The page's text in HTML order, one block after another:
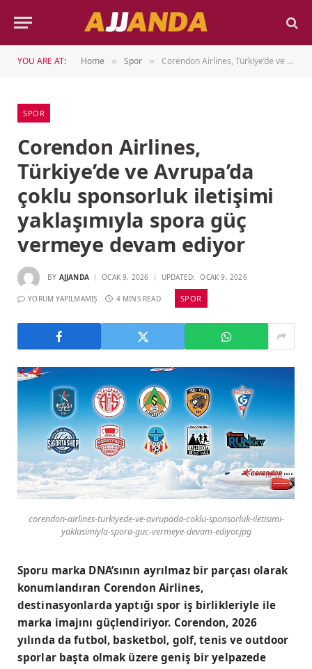
YOU ARE AT: Home » Spor » Corendon Airlines, Türkiye’de ve Avrupa’da çoklu sponsorluk iletişimi yaklaşımıyla spora güç vermeye devam ediyor
SPOR
Corendon Airlines,
Türkiye’de ve Avrupa’da
çoklu sponsorluk iletişimi
yaklaşımıyla spora güç
vermeye devam ediyor
BY AJJANDA OCAK 9, 2026 UPDATED: OCAK 9, 2026
YORUM YAPILMAMIŞ 4 MINS READ SPOR
corendon-airlines-turkiyede-ve-avrupada-coklu-sponsorluk-iletisimi-
yaklasimiyla-spora-guc-vermeye-devam-ediyor.jpg
Sporu marka DNA’sının ayrılmaz bir parçası olarak
konumlandıran Corendon Airlines,
destinasyonlarda yaptığı spor iş birlikleriyle ile
marka imajını güçlendiriyor. Corendon, 2026
yılında da futbol, basketbol, golf, tenis ve outdoor
sporlar başta olmak üzere geniş bir yelpazede